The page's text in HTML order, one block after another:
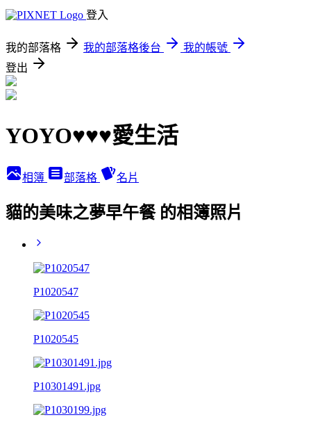
登入
我的部落格 我的部落格後台
我的帳號
登出
YOYO♥♥♥愛生活
相簿 部落格 名片
貓的美味之夢早午餐 的相簿照片
P1020547
P1020545
P10301491.jpg